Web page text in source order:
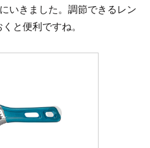
いきました。調節できるレン
と便利ですね。